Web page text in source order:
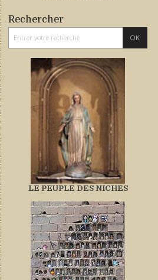
Rechercher
LE PEUPLE DES NICHES